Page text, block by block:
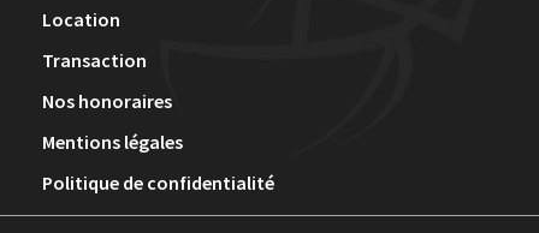
Location
Transaction
Nos honoraires
Mentions légales
Politique de confidentialité